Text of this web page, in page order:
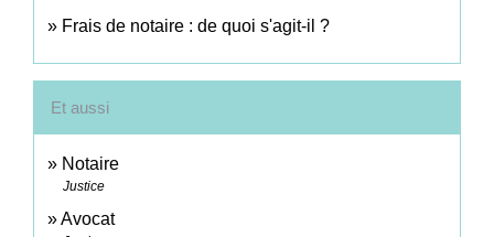
Frais de notaire : de quoi s'agit-il ?
Et aussi
Notaire
Justice
Avocat